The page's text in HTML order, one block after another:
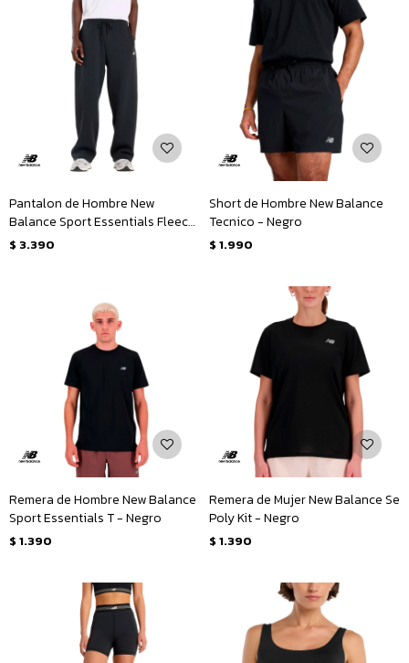
Pantalon de Hombre New
Balance Sport Essentials Fleece
- Negro
$ 3.390
Short de Hombre New Balance
Tecnico - Negro
$ 1.990
Remera de Hombre New Balance
Sport Essentials T - Negro
$ 1.390
Remera de Mujer New Balance Se
Poly Kit - Negro
$ 1.390